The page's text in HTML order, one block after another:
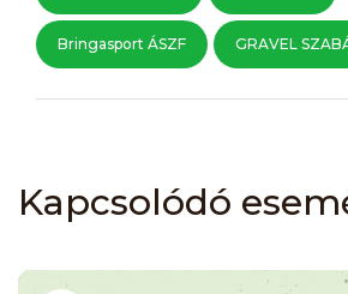
Bringasport ÁSZF GRAVEL
Kapcsolódó